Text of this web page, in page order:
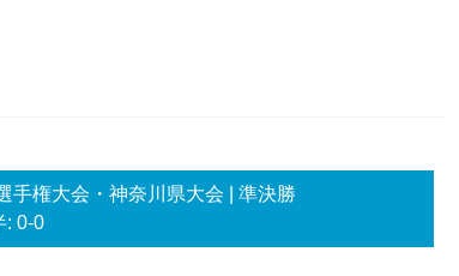
手権大会・神奈川県大会
| 準決勝
: 0-0